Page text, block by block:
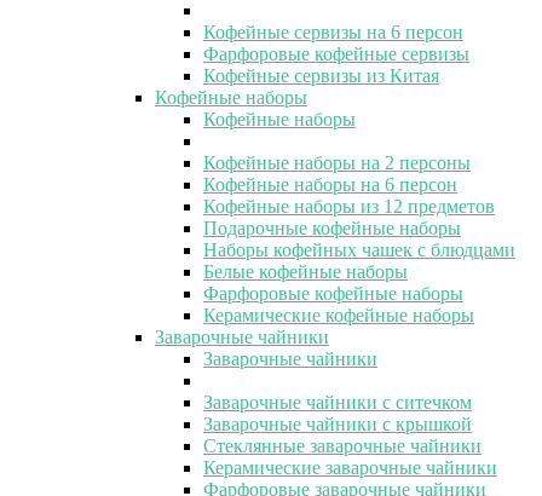
Кофейные сервизы на 6 персон
Фарфоровые кофейные сервизы
Кофейные сервизы из Китая
Кофейные наборы
Кофейные наборы
Кофейные наборы на 2 персоны
Кофейные наборы на 6 персон
Кофейные наборы из 12 предметов
Подарочные кофейные наборы
Наборы кофейных чашек с блюдцами
Белые кофейные наборы
Фарфоровые кофейные наборы
Керамические кофейные наборы
Заварочные чайники
Заварочные чайники
Заварочные чайники с ситечком
Заварочные чайники с крышкой
Стеклянные заварочные чайники
Керамические заварочные чайники
Фарфоровые заварочные чайники